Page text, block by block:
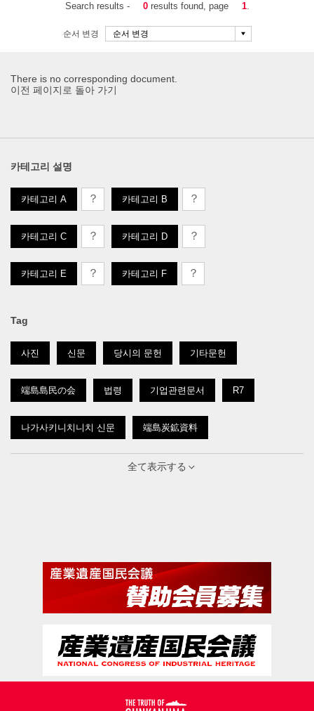
Search results - 0results found, page 1.
순서 변경
카테고리 설명
카테고리 A ？ 카테고리 B ？
카테고리 C ？ 카테고리 D ？
카테고리 E ？ 카테고리 F ？
Tag
사진 신문 당시의 문헌 기타문헌
端島島民の会 법령 기업관련문서 R7
나가사키니치니치 신문 端島炭鉱資料
개요설명 항의문
영화 「군함도」 長崎新聞
조선총독부 端島 조선관련문서 나가사키 일보
R5 内鮮融和 台湾 世界遺産
全て表示する
There is no corresponding document.
이전 페이지로 돌아 가기